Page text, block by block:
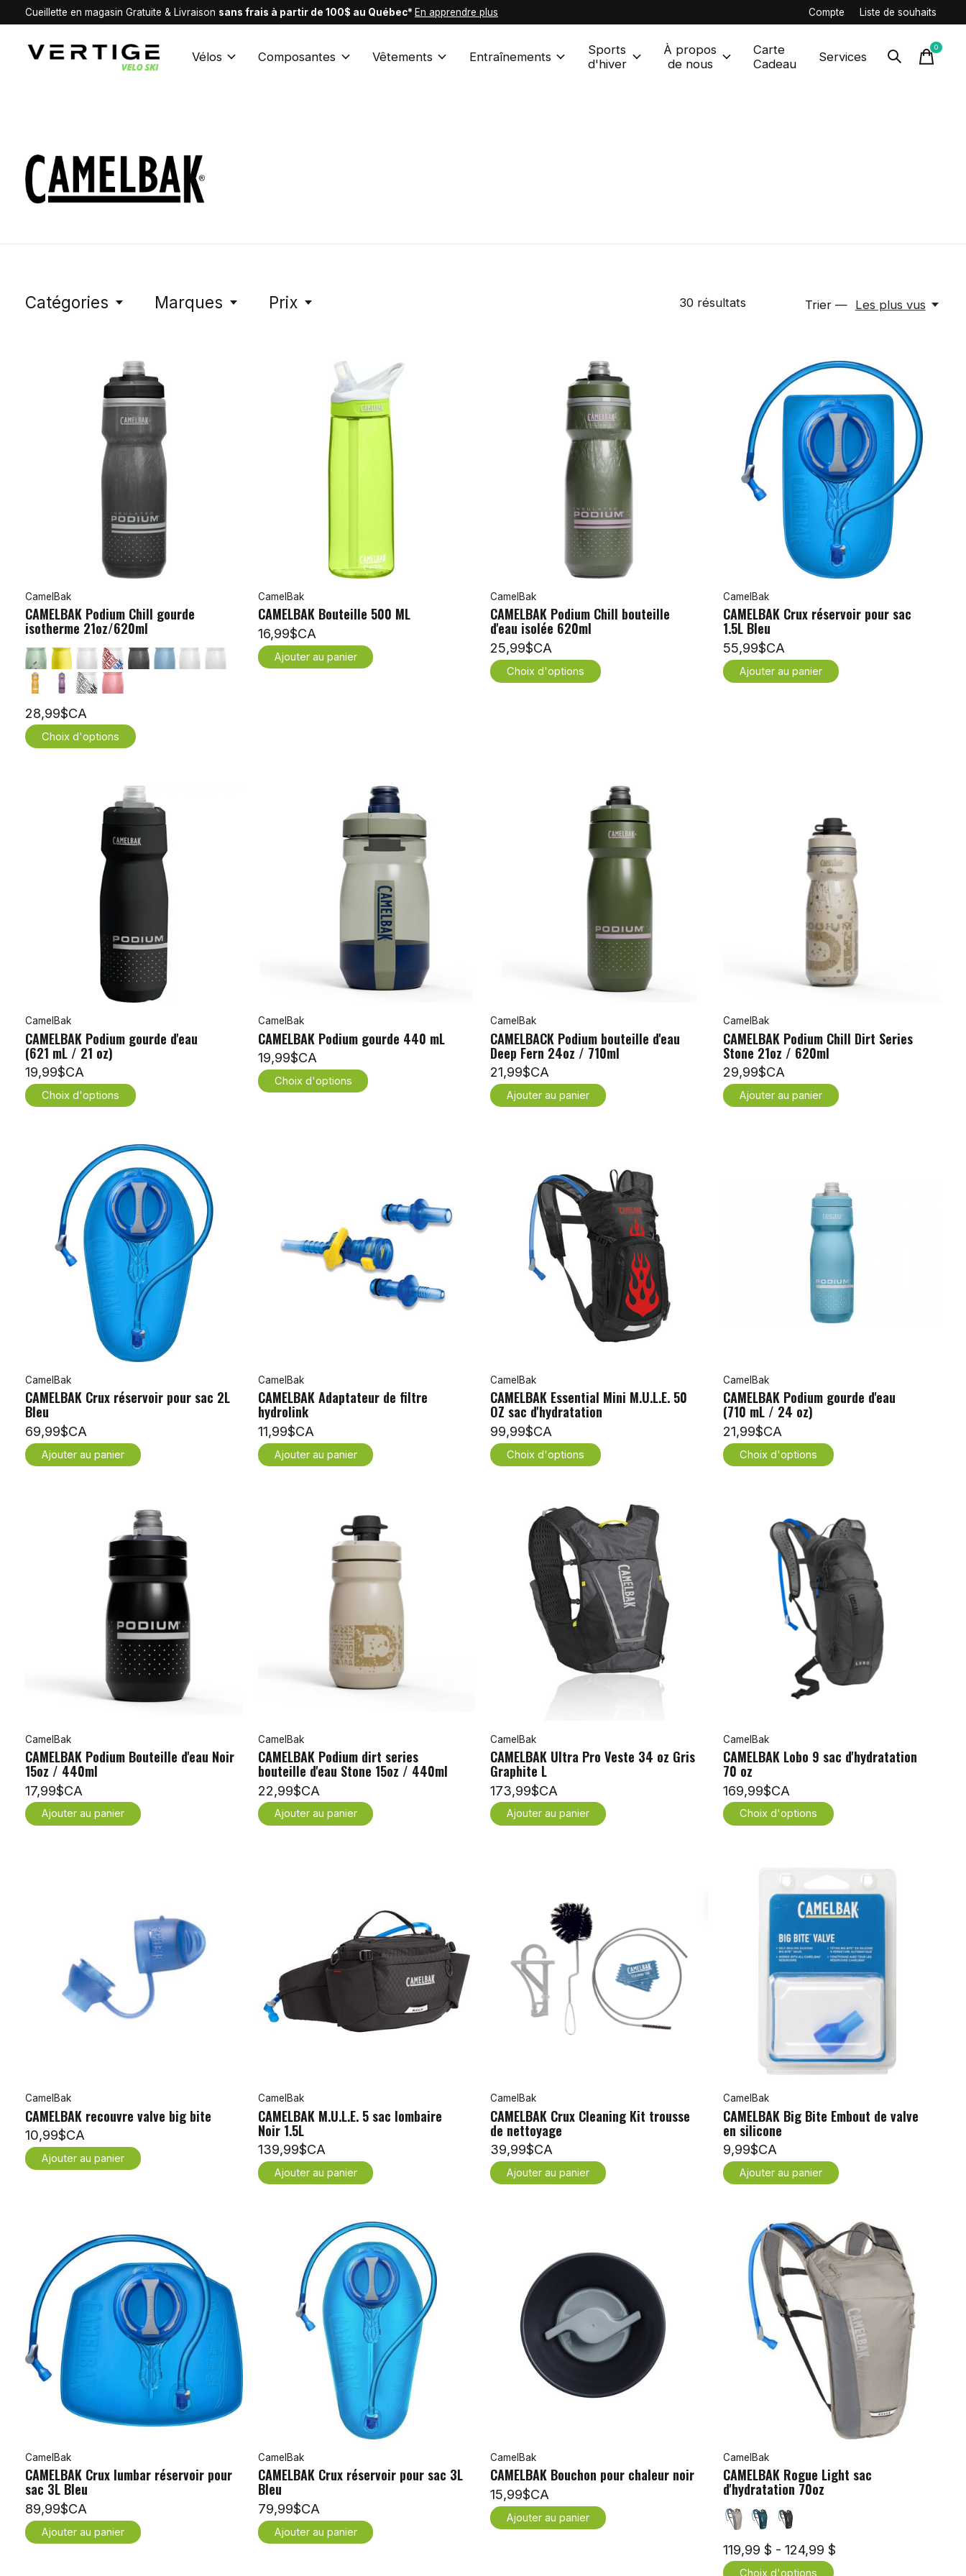
Cueillette en magasin Gratuite & Livraison sans frais à partir de 100$ au Québec* En apprendre plus Compte Liste de souhaits
Vélos Composantes Vêtements Entraînements
Sports
d'hiver
À propos
de nous
Carte
Cadeau
Services
0items
CamelBak
Catégories Marques Prix 30résultats Trier — Les plus vus
CamelBak
CAMELBAK Podium Chill gourde
isotherme 21oz/620ml
28,99$CA
Choix d'options
CamelBak
CAMELBAK Bouteille 500 ML
16,99$CA
Ajouter au panier
CamelBak
CAMELBAK Podium Chill bouteille
d'eau isolée 620ml
25,99$CA
Choix d'options
CamelBak
CAMELBAK Crux réservoir pour sac
1.5L Bleu
55,99$CA
Ajouter au panier
CamelBak
CAMELBAK Podium gourde d'eau
(621 mL / 21 oz)
19,99$CA
Choix d'options
CamelBak
CAMELBAK Podium gourde 440 mL
19,99$CA
Choix d'options
CamelBak
CAMELBACK Podium bouteille d'eau
Deep Fern 24oz / 710ml
21,99$CA
Ajouter au panier
CamelBak
CAMELBAK Podium Chill Dirt Series
Stone 21oz / 620ml
29,99$CA
Ajouter au panier
CamelBak
CAMELBAK Crux réservoir pour sac 2L
Bleu
69,99$CA
Ajouter au panier
CamelBak
CAMELBAK Adaptateur de filtre
hydrolink
11,99$CA
Ajouter au panier
CamelBak
CAMELBAK Essential Mini M.U.L.E. 50
OZ sac d'hydratation
99,99$CA
Choix d'options
CamelBak
CAMELBAK Podium gourde d'eau
(710 mL / 24 oz)
21,99$CA
Choix d'options
CamelBak
CAMELBAK Podium Bouteille d'eau Noir
15oz / 440ml
17,99$CA
Ajouter au panier
CamelBak
CAMELBAK Podium dirt series
bouteille d'eau Stone 15oz / 440ml
22,99$CA
Ajouter au panier
CamelBak
CAMELBAK Ultra Pro Veste 34 oz Gris
Graphite L
173,99$CA
Ajouter au panier
CamelBak
CAMELBAK Lobo 9 sac d'hydratation
70 oz
169,99$CA
Choix d'options
CamelBak
CAMELBAK recouvre valve big bite
10,99$CA
Ajouter au panier
CamelBak
CAMELBAK M.U.L.E. 5 sac lombaire
Noir 1.5L
139,99$CA
Ajouter au panier
CamelBak
CAMELBAK Crux Cleaning Kit trousse
de nettoyage
39,99$CA
Ajouter au panier
CamelBak
CAMELBAK Big Bite Embout de valve
en silicone
9,99$CA
Ajouter au panier
CamelBak
CAMELBAK Crux lumbar réservoir pour
sac 3L Bleu
89,99$CA
Ajouter au panier
CamelBak
CAMELBAK Crux réservoir pour sac 3L
Bleu
79,99$CA
Ajouter au panier
CamelBak
CAMELBAK Bouchon pour chaleur noir
15,99$CA
Ajouter au panier
CamelBak
CAMELBAK Rogue Light sac
d'hydratation 70oz
119,99 $ - 124,99 $
Choix d'options